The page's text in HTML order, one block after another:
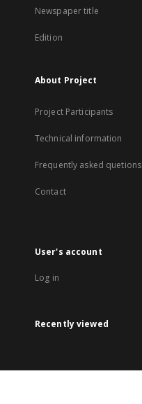
Newspaper title
Edition
About Project
Project Participants
Technical information
Frequently asked quetions
Contact
User's account
Log in
Recently viewed